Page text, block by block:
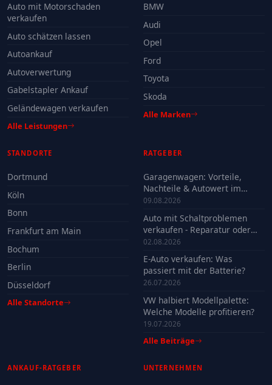
Auto mit Motorschaden
verkaufen
Auto schätzen lassen
Autoankauf
Autoverwertung
Gabelstapler Ankauf
Geländewagen verkaufen
Alle Leistungen
BMW
Audi
Opel
Ford
Toyota
Skoda
Alle Marken
STANDORTE
Dortmund
Köln
Bonn
Frankfurt am Main
Bochum
Berlin
Düsseldorf
Alle Standorte
RATGEBER
Garagenwagen: Vorteile,
Nachteile & Autowert im
Check
09.08.2026
Auto mit Schaltproblemen
verkaufen - Reparatur oder
Verkauf?
02.08.2026
E-Auto verkaufen: Was
passiert mit der Batterie?
26.07.2026
VW halbiert Modellpalette:
Welche Modelle profitieren?
19.07.2026
Alle Beiträge
ANKAUF-RATGEBER UNTERNEHMEN